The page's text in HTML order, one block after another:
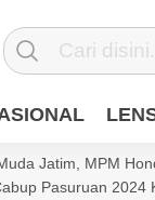
Jatim, MPM
Pasuruan 2024